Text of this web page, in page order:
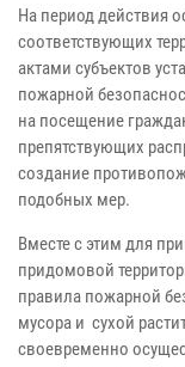
На период действия
соответствующих
актами субъектов
пожарной
на посещение
препятствующих
создание
подобных мер.
Вместе с этим для
придомовой
правила пожарной
мусора и сухой
своевременно